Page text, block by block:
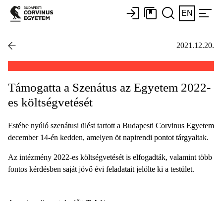
EN
2021.12.20.
Támogatta a Szenátus az Egyetem 2022-
es költségvetését
Estébe nyúló szenátusi ülést tartott a Budapesti Corvinus Egyetem
december 14-én kedden, amelyen öt napirendi pontot tárgyaltak.
Az intézmény 2022-es költségvetését is elfogadták, valamint több
fontos kérdésben saját jövő évi feladatait jelölte ki a testület.